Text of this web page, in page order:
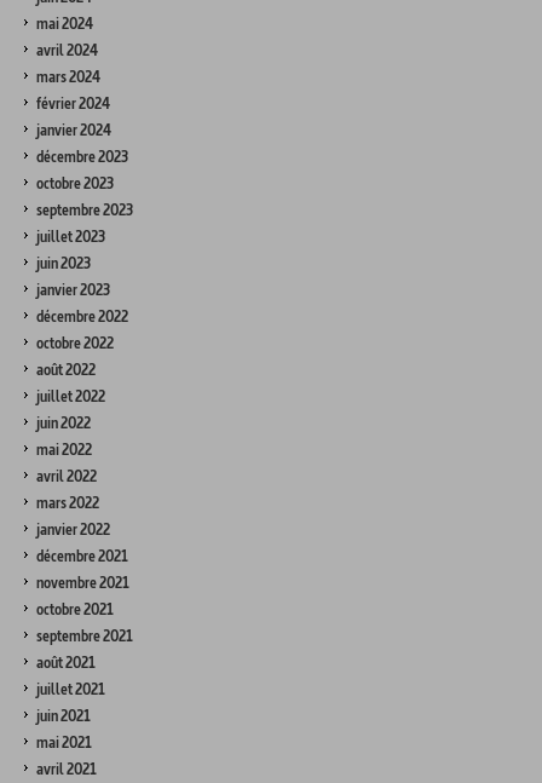
mai 2024
avril 2024
mars 2024
février 2024
janvier 2024
décembre 2023
octobre 2023
septembre 2023
juillet 2023
juin 2023
janvier 2023
décembre 2022
octobre 2022
août 2022
juillet 2022
juin 2022
mai 2022
avril 2022
mars 2022
janvier 2022
décembre 2021
novembre 2021
octobre 2021
septembre 2021
août 2021
juillet 2021
juin 2021
mai 2021
avril 2021